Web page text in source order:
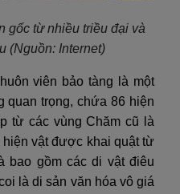
gốc từ nhiều triều đại và
(Nguồn: Internet)
viên bảo tàng là một
quan trọng, chứa 86 hiện
từ các vùng Chăm cũ là
hiện vật được khai quật từ
bao gồm các di vật điêu
là di sản văn hóa vô giá